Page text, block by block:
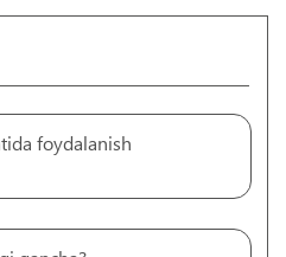
foydalanish